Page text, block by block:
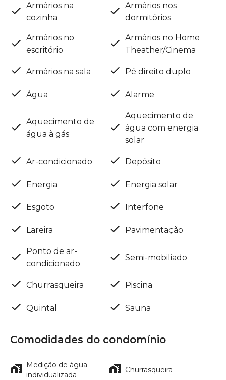
Armários na
cozinha
Armários nos
dormitórios
Armários no
escritório
Armários no Home
Theather/Cinema
Armários na sala Pé direito duplo
Água Alarme
Aquecimento de
água à gás
Aquecimento de
água com energia
solar
Ar-condicionado Depósito
Energia Energia solar
Esgoto Interfone
Lareira Pavimentação
Ponto de ar-
condicionado
Semi-mobiliado
Churrasqueira Piscina
Quintal Sauna
Comodidades do condomínio
Medição de água
individualizada
Churrasqueira